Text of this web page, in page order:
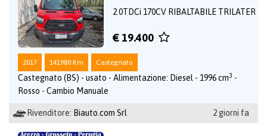
2.0TDCi 170CV RIBALTABILE TRILATER
€ 19.400
2017 141980 Km Castegnato
Castegnato (BS) - usato - Alimentazione: Diesel - 1996 cm3 -
Rosso - Cambio Manuale
Rivenditore: Biauto.com Srl 2 giorni fa